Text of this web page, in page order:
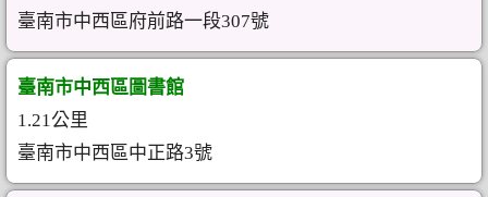
臺南市中西區府前路一段307號
臺南市中西區圖書館
1.21公里
臺南市中西區中正路3號